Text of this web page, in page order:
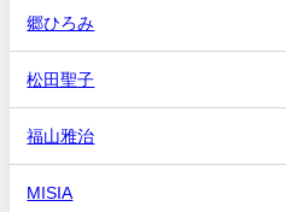
郷ひろみ
松田聖子
福山雅治
MISIA